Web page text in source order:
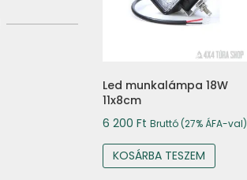
Led munkalámpa 18W
11x8cm
6 200 Ft Bruttó (27% ÁFA-val)
KOSÁRBA TESZEM